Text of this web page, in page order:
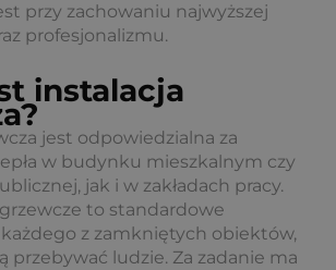
przy zachowaniu najwyższej
profesjonalizmu.
instalacja
jest odpowiedzialna za
w budynku mieszkalnym czy
jak i w zakładach pracy.
to standardowe
każdego z zamkniętych obiektów,
przebywać ludzie. Za zadanie ma